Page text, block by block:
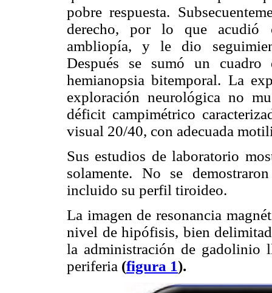
pobre respuesta.
derecho, por lo que acudió
ambliopía, y le dio
Después se sumó un cuadro
hemianopsia bitemporal. La
exploración neurológica no
déficit campimétrico
visual 20/40, con adecuada
Sus estudios de laboratorio
solamente. No se
incluido su perfil tiroideo.
La imagen de resonancia
nivel de hipófisis, bien
la administración de gadolinio
periferia (figura 1).